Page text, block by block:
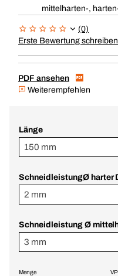
mittelharten-,
(0)
Erste Bewertung schreiben
PDF ansehen
Weiterempfehlen
Länge
150 mm
SchneidleistungØ harter
2 mm
Schneidleistung Ø
3 mm
Menge